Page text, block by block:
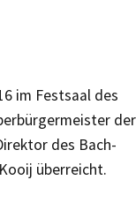
im Festsaal des
der
des Bach-
überreicht.